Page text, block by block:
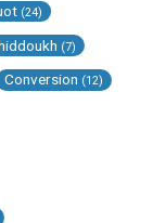
(24)
(7)
Conversion (12)